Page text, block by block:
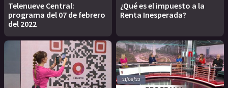
Telenueve Central:
programa del 07 de febrero
del 2022
¿Qué es el impuesto a la
Renta Inesperada?